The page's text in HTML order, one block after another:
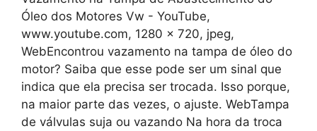
Óleo dos Motores Vw - YouTube,
www.youtube.com, 1280 x 720, jpeg,
WebEncontrou vazamento na tampa de óleo do
motor? Saiba que esse pode ser um sinal que
indica que ela precisa ser trocada. Isso porque,
na maior parte das vezes, o ajuste. WebTampa
de válvulas suja ou vazando Na hora da troca